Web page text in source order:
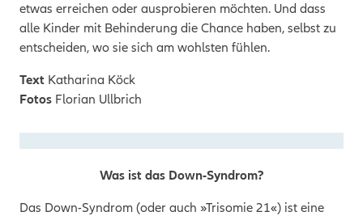
Was ist das Down-Syndrom?
Das Down-Syndrom (oder auch »Trisomie 21«) ist eine
etwas erreichen oder ausprobieren möchten. Und dass
alle Kinder mit Behinderung die Chance haben, selbst zu
entscheiden, wo sie sich am wohlsten fühlen.
Text Katharina Köck
Fotos Florian Ullbrich